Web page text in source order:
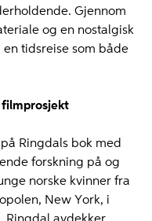
Gjennom
og en nostalgisk
tidsreise som både
filmprosjekt
Ringdals bok med
forskning på og
norske kvinner fra
New York, i